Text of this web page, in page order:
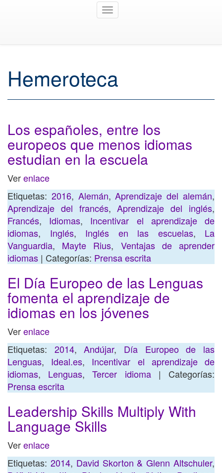
Toggle
Hemeroteca
Los españoles, entre los
europeos que menos idiomas
estudian en la escuela
Verenlace
Etiquetas: 2016, Alemán,Aprendizaje del alemán,
Aprendizaje del francés,Aprendizaje del inglés,
Francés, Idiomas, Incentivar el aprendizaje de
idiomas, Inglés, Inglés en las escuelas, La
Vanguardia, Mayte Rius, Ventajas de aprender
idiomas | Categorías: Prensa escrita
El Día Europeo de las Lenguas
fomenta el aprendizaje de
idiomas en los jóvenes
Verenlace
Etiquetas: 2014,Andújar, Día Europeo de las
Lenguas, Ideal.es, Incentivar el aprendizaje de
idiomas, Lenguas,Tercer idioma| Categorías:
Prensa escrita
Leadership Skills Multiply With
Language Skills
Verenlace
Etiquetas: 2014, David Skorton & Glenn Altschuler,